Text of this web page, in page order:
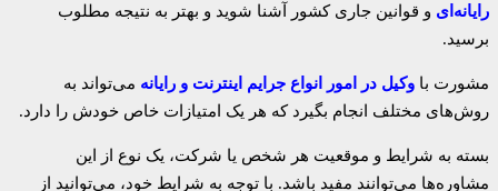
رایانه‌ای و قوانین جاری کشور آشنا شوید و بهتر به نتیجه مطلوب
برسید.
مشورت با وکیل در امور انواع جرایم اینترنت و رایانه می‌تواند به
روش‌های مختلف انجام بگیرد که هر یک امتیازات خاص خودش را دارد.
بسته به شرایط و موقعیت هر شخص یا شرکت، یک نوع از این
مشاوره‌ها می‌توانند مفید باشد. با توجه به شرایط خود، می‌توانید از